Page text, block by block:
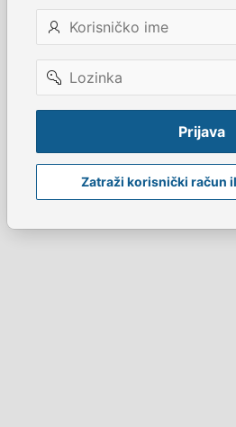
Korisničko
ime
Lozinka
Prijava
Zatraži korisnički račun